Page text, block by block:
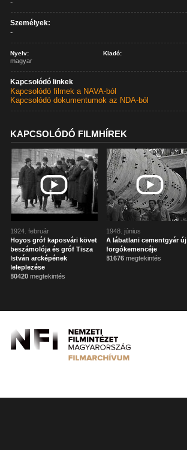
Személyek:
-
Nyelv:
magyar
Kiadó:
Kapcsolódó linkek
Kapcsolódó filmek a NAVA-ból
Kapcsolódó dokumentumok az NDA-ból
KAPCSOLÓDÓ FILMHÍREK
1924. február
Hoyos gróf kaposvári követ
beszámolója és gróf Tisza
István arcképének
leleplezése
80420 megtekintés
1948. június
A lábatlani cementgyár új
forgókemencéje
81676 megtekintés